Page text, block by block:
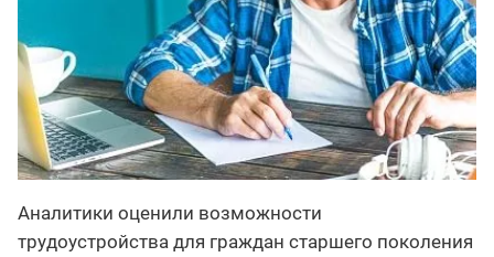
Аналитики оценили возможности
трудоустройства для граждан старшего поколения